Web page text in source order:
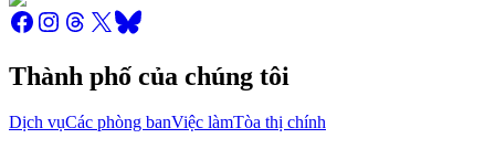
Thành phố của chúng tôi
Dịch vụCác phòng banViệc làmTòa thị chính